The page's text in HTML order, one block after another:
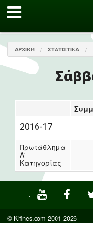
ΑΡΧΙΚΉ ΣΤΑΤΙΣΤΙΚΆ
2016-17
Πρωτάθλημα
Α'
Κατηγορίας
·
© Kifines.com 2001-2026